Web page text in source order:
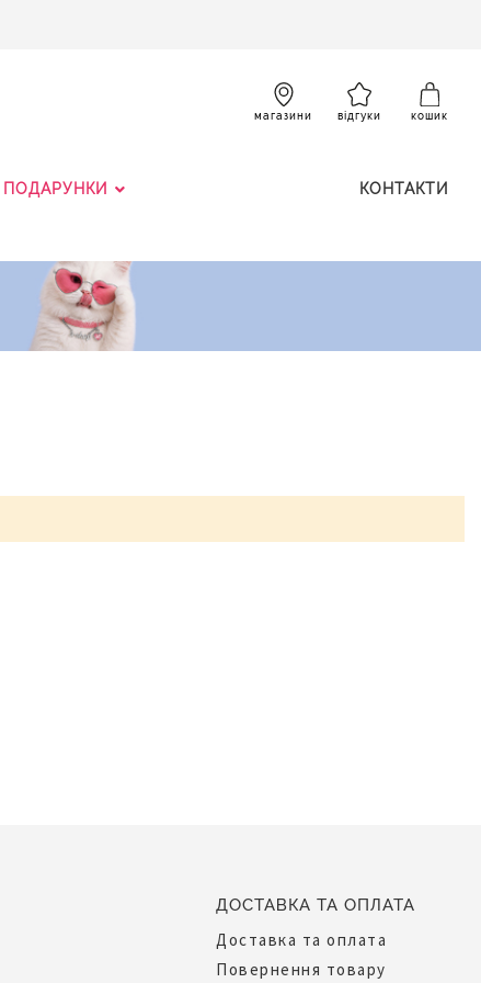
магазини відгуки кошик
ПОДАРУНКИ КОНТАКТИ
ДОСТАВКА ТА ОПЛАТА
Доставка та оплата
Повернення товару